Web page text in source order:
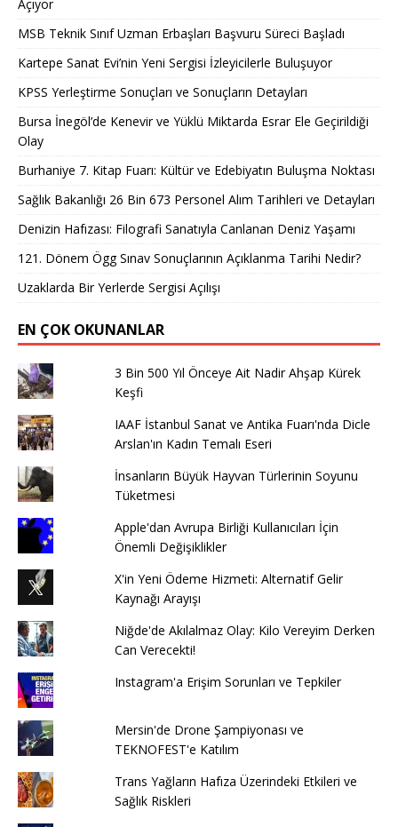
Açıyor
MSB Teknik Sınıf Uzman Erbaşları Başvuru Süreci Başladı
Kartepe Sanat Evi’nin Yeni Sergisi İzleyicilerle Buluşuyor
KPSS Yerleştirme Sonuçları ve Sonuçların Detayları
Bursa İnegöl’de Kenevir ve Yüklü Miktarda Esrar Ele Geçirildiği
Olay
Burhaniye 7. Kitap Fuarı: Kültür ve Edebiyatın Buluşma Noktası
Sağlık Bakanlığı 26 Bin 673 Personel Alım Tarihleri ve Detayları
Denizin Hafızası: Filografi Sanatıyla Canlanan Deniz Yaşamı
121. Dönem Ögg Sınav Sonuçlarının Açıklanma Tarihi Nedir?
Uzaklarda Bir Yerlerde Sergisi Açılışı
EN ÇOK OKUNANLAR
3 Bin 500 Yıl Önceye Ait Nadir Ahşap Kürek
Keşfi
IAAF İstanbul Sanat ve Antika Fuarı'nda Dicle
Arslan'ın Kadın Temalı Eseri
İnsanların Büyük Hayvan Türlerinin Soyunu
Tüketmesi
Apple'dan Avrupa Birliği Kullanıcıları İçin
Önemli Değişiklikler
X'in Yeni Ödeme Hizmeti: Alternatif Gelir
Kaynağı Arayışı
Niğde'de Akılalmaz Olay: Kilo Vereyim Derken
Can Verecekti!
Instagram'a Erişim Sorunları ve Tepkiler
Mersin'de Drone Şampiyonası ve
TEKNOFEST'e Katılım
Trans Yağların Hafıza Üzerindeki Etkileri ve
Sağlık Riskleri